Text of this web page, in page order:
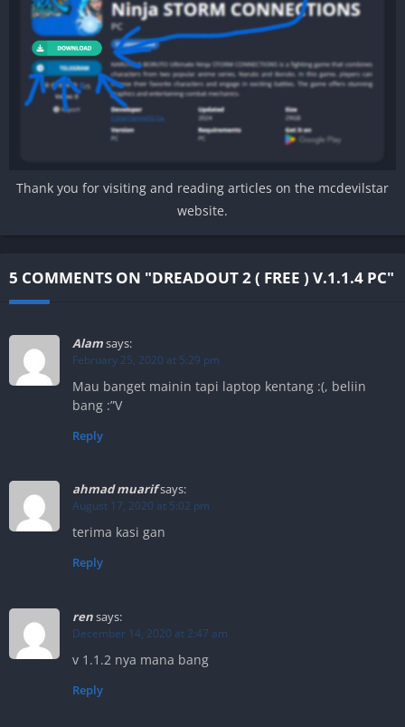
Thank you for visiting and reading articles on the mcdevilstar
website.
5 COMMENTS ON "DREADOUT 2 ( FREE ) V.1.1.4 PC"
Alamsays:
February 25, 2020 at 5:29 pm
Mau banget mainin tapi laptop kentang :(, beliin
bang :”V
Reply
ahmad muarifsays:
August 17, 2020 at 5:02 pm
terima kasi gan
Reply
rensays:
December 14, 2020 at 2:47 am
v 1.1.2 nya mana bang
Reply